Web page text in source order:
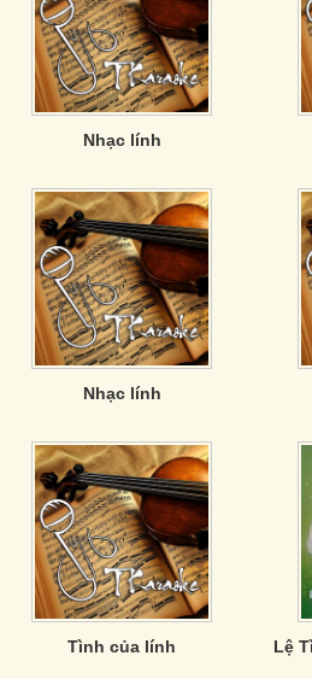
Nhạc lính
Nhạc lính
Tình của lính